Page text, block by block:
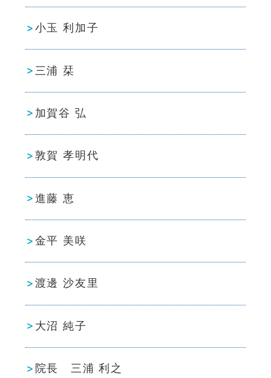
小玉 利加子
三浦 栞
加賀谷 弘
敦賀 孝明代
進藤 恵
金平 美咲
渡邊 沙友里
大沼 純子
院長 三浦 利之